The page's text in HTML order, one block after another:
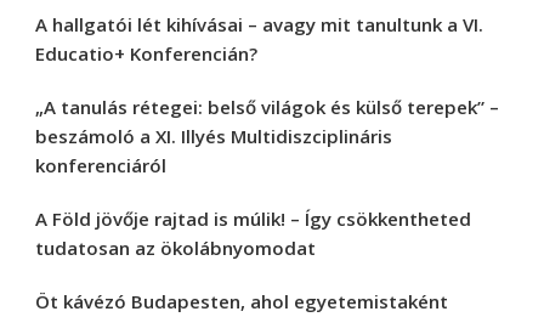
A hallgatói lét kihívásai – avagy mit tanultunk a VI.
Educatio+ Konferencián?
„A tanulás rétegei: belső világok és külső terepek” –
beszámoló a XI. Illyés Multidiszciplináris
konferenciáról
A Föld jövője rajtad is múlik! – Így csökkentheted
tudatosan az ökolábnyomodat
Öt kávézó Budapesten, ahol egyetemistaként